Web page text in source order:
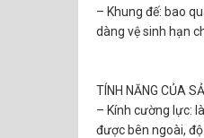
– Khung đế: bao
dàng vệ sinh hạn
TÍNH NĂNG CỦA
– Kính cường lực:
được bên ngoài,